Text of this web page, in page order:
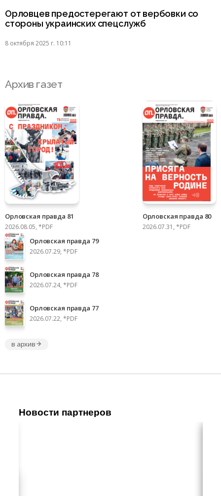
Орловцев предостерегают от вербовки со
стороны украинских спецслужб
8 октября 2025 г. 10:11
Архив газет
Орловская правда 81
2026.08.05, *PDF
Орловская правда 80
2026.07.31, *PDF
Орловская правда 79
2026.07.29, *PDF
Орловская правда 78
2026.07.24, *PDF
Орловская правда 77
2026.07.22, *PDF
в архив
Новости партнеров